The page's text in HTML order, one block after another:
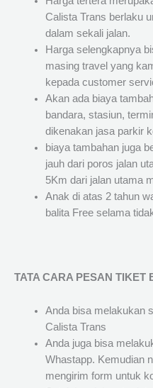
Calista Trans berlaku
dalam sekali jalan.
Harga selengkapnya
masing travel yang
kepada customer
Akan ada biaya
bandara, stasiun,
dikenakan jasa parkir
biaya tambahan juga
jauh dari poros jalan
5Km dari jalan utama
Anak di atas 2 tahun
balita Free selama
TATA CARA PESAN TIKET
Anda bisa melakukan
Calista Trans
Anda juga bisa
Whastapp. Kemudian
mengirim form untuk